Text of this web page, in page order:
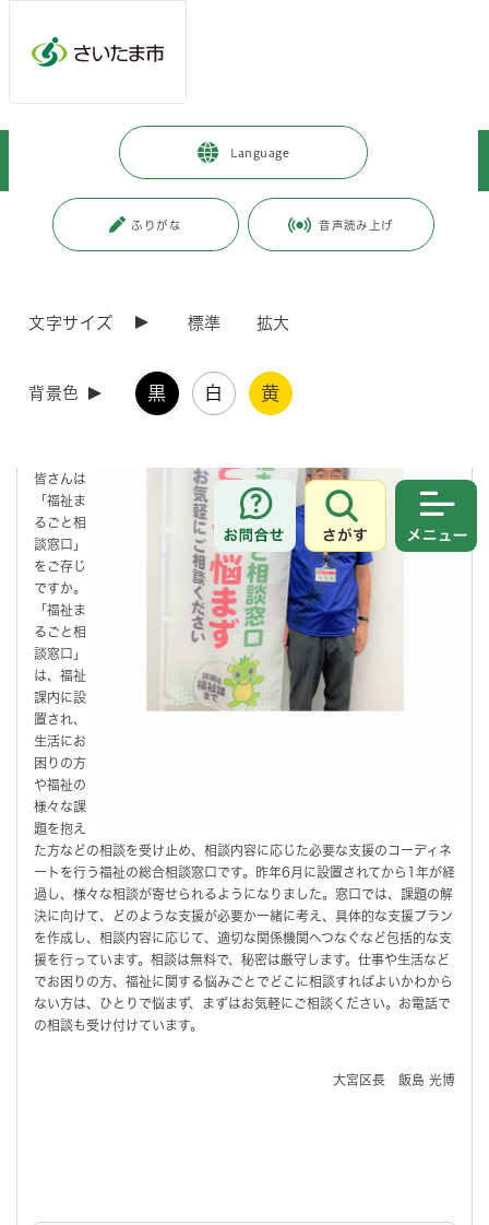
Language
ふりがな 音声読み上げ
文字サイズ 標準 拡大
背景色 黒 白 黄
お問合せ
さがす
大宮区 区政情報 > 区政について
区長からのメッセージ
区長メッセージ（9月）
更新日付：2025年4月25日 / ページ番号：C099026
残暑厳
がお過ご
皆さんは
「福祉ま
るごと相
談窓口」
をご存じ
ですか。
「福祉ま
るごと相
談窓口」
は、福祉
課内に設
置され、
生活にお
困りの方
や福祉の
様々な課
題を抱え
た方などの相談を受け止め、相談内容に応じた必要な支援のコーディネ
ートを行う福祉の総合相談窓口です。昨年6月に設置されてから1年が経
過し、様々な相談が寄せられるようになりました。窓口では、課題の解
決に向けて、どのような支援が必要か一緒に考え、具体的な支援プラン
を作成し、相談内容に応じて、適切な関係機関へつなぐなど包括的な支
援を行っています。相談は無料で、秘密は厳守します。仕事や生活など
でお困りの方、福祉に関する悩みごとでどこに相談すればよいかわから
ない方は、ひとりで悩まず、まずはお気軽にご相談ください。お電話で
の相談も受け付けています。
大宮区長 飯島 光博